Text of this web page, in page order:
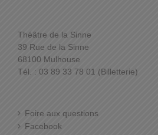
Théâtre de la Sinne
39 Rue de la Sinne
68100 Mulhouse
Tél. : 03 89 33 78 01 (Billetterie)
Foire aux questions
Facebook